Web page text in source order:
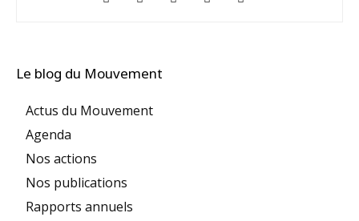
Le blog du Mouvement
Actus du Mouvement
Agenda
Nos actions
Nos publications
Rapports annuels